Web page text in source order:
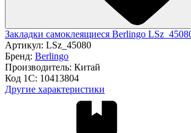
Закладки самоклеящиеся Berlingo
Артикул: LSz_45080
Бренд: Berlingo
Производитель: Китай
Код 1С: 10413804
Другие характеристики